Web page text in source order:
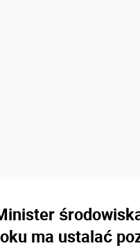
ma ustalać